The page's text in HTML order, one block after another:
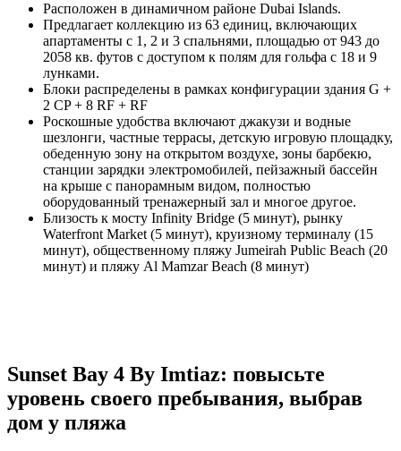
Расположен в динамичном районе Dubai Islands.
Предлагает коллекцию из 63 единиц, включающих
апартаменты с 1, 2 и 3 спальнями, площадью от 943 до
2058 кв. футов с доступом к полям для гольфа с 18 и 9
лунками.
Блоки распределены в рамках конфигурации здания G +
2 CP + 8 RF + RF
Роскошные удобства включают джакузи и водные
шезлонги, частные террасы, детскую игровую площадку,
обеденную зону на открытом воздухе, зоны барбекю,
станции зарядки электромобилей, пейзажный бассейн
на крыше с панорамным видом, полностью
оборудованный тренажерный зал и многое другое.
Близость к мосту Infinity Bridge (5 минут), рынку
Waterfront Market (5 минут), круизному терминалу (15
минут), общественному пляжу Jumeirah Public Beach (20
минут) и пляжу Al Mamzar Beach (8 минут)
Sunset Bay 4 By Imtiaz: повысьте
уровень своего пребывания, выбрав
дом у пляжа